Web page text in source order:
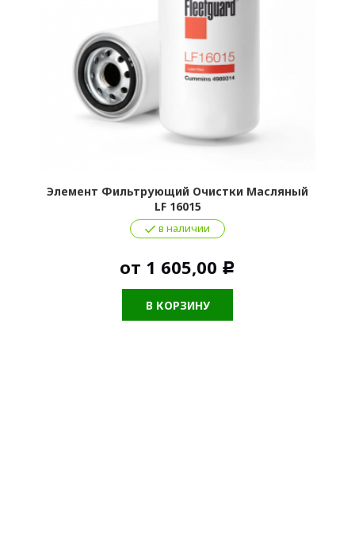
Элемент Фильтрующий Очистки Масляный
LF 16015
в наличии
от 1 605,00 Р
В КОРЗИНУ